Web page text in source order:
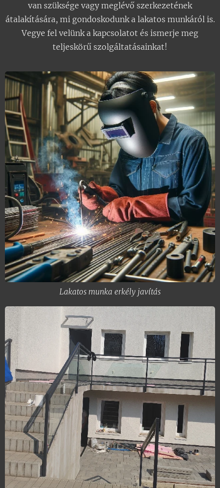
van szüksége vagy meglévő szerkezetének
átalakítására, mi gondoskodunk a lakatos munkáról is.
Vegye fel velünk a kapcsolatot és ismerje meg
teljeskörű szolgáltatásainkat!
Lakatos munka erkély javítás